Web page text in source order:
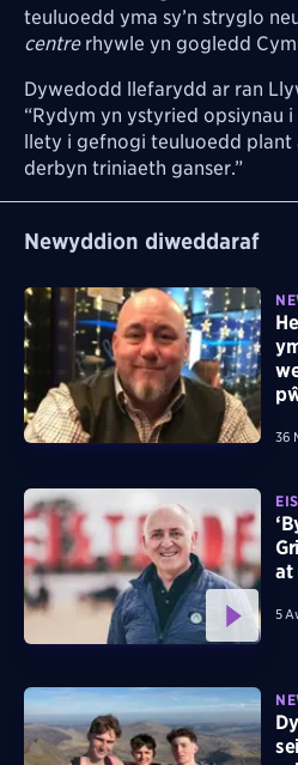
teuluoedd yma sy’n stryglo
centrerhywle yn gogledd
Dywedodd llefarydd ar ran
“Rydym yn ystyried opsiynau
llety i gefnogi teuluoedd
derbyn triniaeth ganser.”
Newyddion diweddaraf
36
at
5